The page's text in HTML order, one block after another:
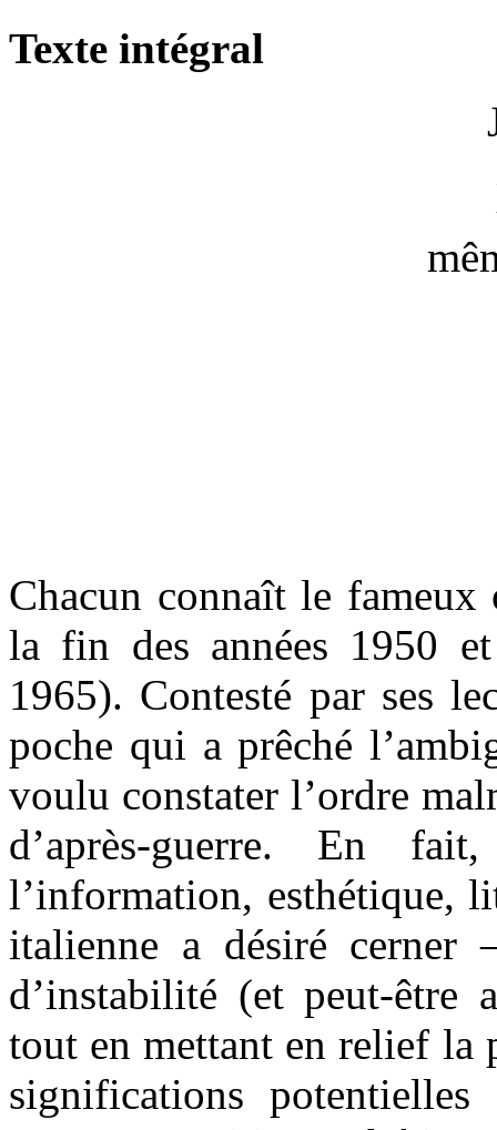
Texte intégral
Chacun connaît le fameux
la fin des années 1950
1965). Contesté par ses
poche qui a prêché
voulu constater l’ordre
d’après-guerre. En
l’information, esthétique,
italienne a désiré cerner
d’instabilité (et peut-être
tout en mettant en relief la
significations